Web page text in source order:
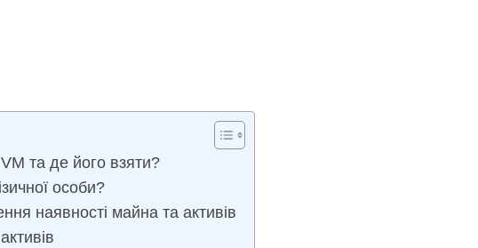
та де його взяти?
особи?
наявності майна та активів